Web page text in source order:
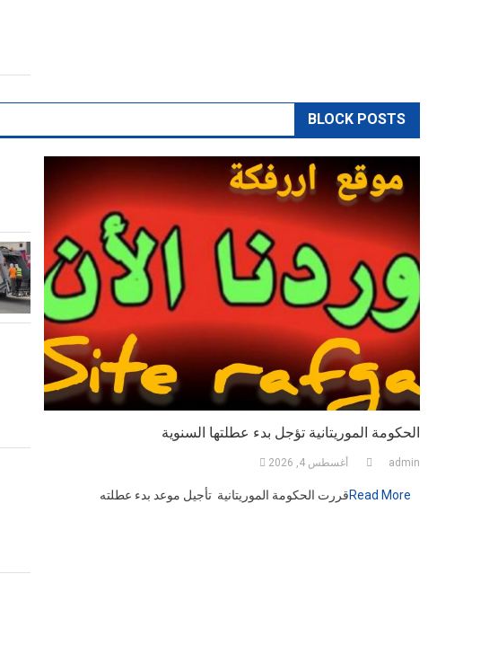
BLOCK POSTS
الحكومة الموريتانية تؤجل بدء عطلتها السنوية
أغسطس 4, 2026 admin
قررت الحكومة الموريتانية تأجيل موعد بدء عطلتهRead More